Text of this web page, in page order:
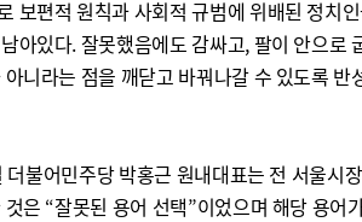
보편적 원칙과 사회적 규범에 위배된 정치
아있다. 잘못했음에도 감싸고, 팔이 안으로
니라는 점을 깨닫고 바꿔나갈 수 있도록
불어민주당 박홍근 원내대표는 전 서울시
것은 “잘못된 용어 선택”이었으며 해당 용어